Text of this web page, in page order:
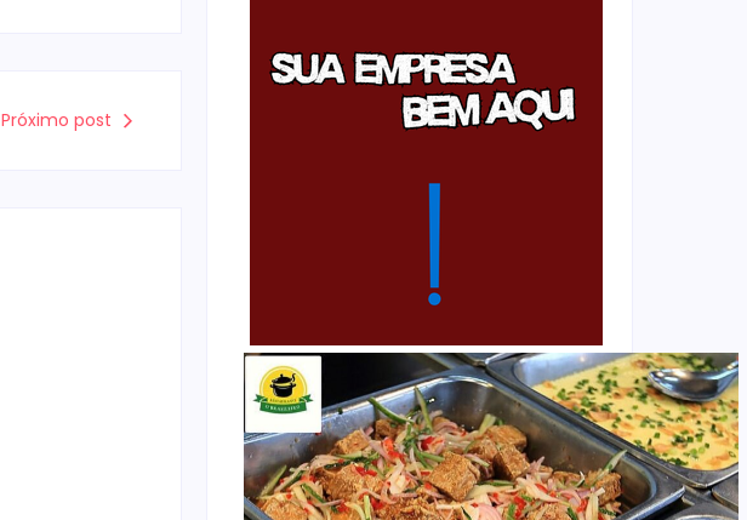
Próximo post